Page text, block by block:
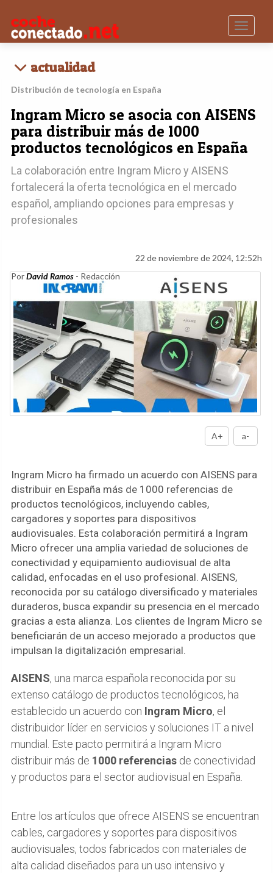
Toggle
actualidad
Distribución de tecnología en España
Ingram Micro se asocia con AISENS
para distribuir más de 1000
productos tecnológicos en España
La colaboración entre Ingram Micro y AISENS
fortalecerá la oferta tecnológica en el mercado
español, ampliando opciones para empresas y
profesionales
22 de noviembre de 2024, 12:52h
PorDavid Ramos - Redacción
A+ a-
Ingram Micro ha firmado un acuerdo con AISENS para
distribuir en España más de 1000 referencias de
productos tecnológicos, incluyendo cables,
cargadores y soportes para dispositivos
audiovisuales. Esta colaboración permitirá a Ingram
Micro ofrecer una amplia variedad de soluciones de
conectividad y equipamiento audiovisual de alta
calidad, enfocadas en el uso profesional. AISENS,
reconocida por su catálogo diversificado y materiales
duraderos, busca expandir su presencia en el mercado
gracias a esta alianza. Los clientes de Ingram Micro se
beneficiarán de un acceso mejorado a productos que
impulsan la digitalización empresarial.
AISENS, una marca española reconocida por su
extenso catálogo de productos tecnológicos, ha
establecido un acuerdo con Ingram Micro, el
distribuidor líder en servicios y soluciones IT a nivel
mundial. Este pacto permitirá a Ingram Micro
distribuir más de 1000 referencias de conectividad
y productos para el sector audiovisual en España.
Entre los artículos que ofrece AISENS se encuentran
cables, cargadores y soportes para dispositivos
audiovisuales, todos fabricados con materiales de
alta calidad diseñados para un uso intensivo y